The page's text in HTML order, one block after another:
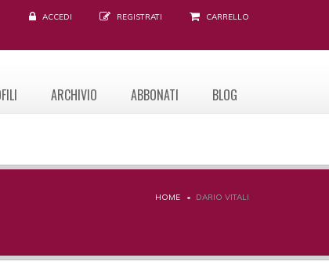
ACCEDI REGISTRATI CARRELLO
ARCHIVIO ABBONATI BLOG
HOME DARIO VITALI